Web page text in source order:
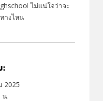
ไม่แน่ใจว่าจะ
างไหน
:
2025
น.